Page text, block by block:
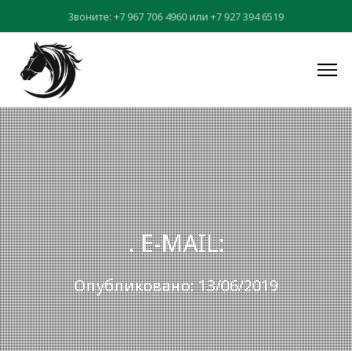
Звоните: +7 967 706 4960или +7 927 394 6519
. E-MAIL:
Опубликовано: 13/06/2019